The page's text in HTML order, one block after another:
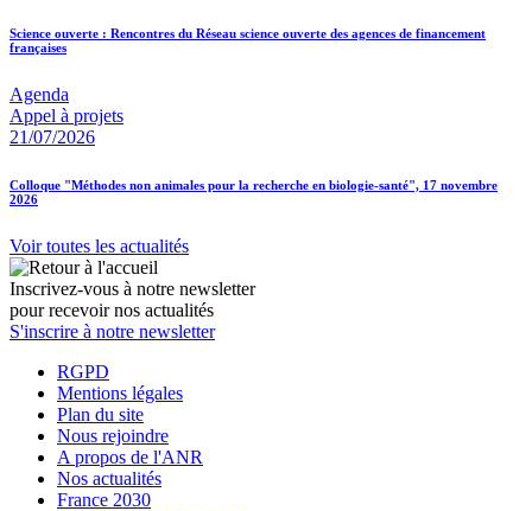
Science ouverte : Rencontres du Réseau science ouverte des agences de financement
françaises
Agenda
Appel à projets
21/07/2026
Colloque "Méthodes non animales pour la recherche en biologie-santé", 17 novembre
2026
Voir toutes les actualités
Inscrivez-vous à notre newsletter
pour recevoir nos actualités
S'inscrire à notre newsletter
RGPD
Mentions légales
Plan du site
Nous rejoindre
A propos de l'ANR
Nos actualités
France 2030